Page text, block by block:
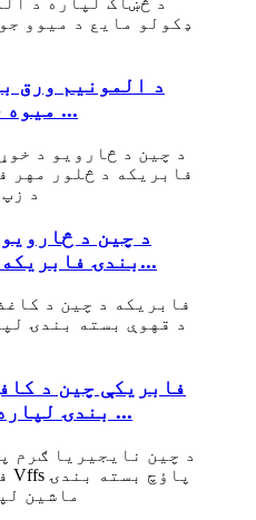
د المونیم ورق
میوه جوس دودیز شوی ...
د چین د
بندۍ فابریکه د څلور مهر فل...
بندۍ لپاره د کاغذ کڅوړه ...